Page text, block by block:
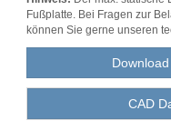
Fußplatte. Bei Fragen zur
können Sie gerne unseren
CAD